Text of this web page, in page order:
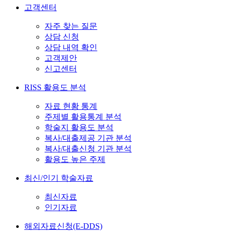
고객센터
자주 찾는 질문
상담 신청
상담 내역 확인
고객제안
신고센터
RISS 활용도 분석
자료 현황 통계
주제별 활용통계 분석
학술지 활용도 분석
복사/대출제공 기관 분석
복사/대출신청 기관 분석
활용도 높은 주제
최신/인기 학술자료
최신자료
인기자료
해외자료신청(E-DDS)